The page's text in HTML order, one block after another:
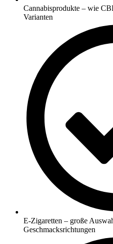
Cannabisprodukte – wie
Varianten
E-Zigaretten – große
Geschmacksrichtungen